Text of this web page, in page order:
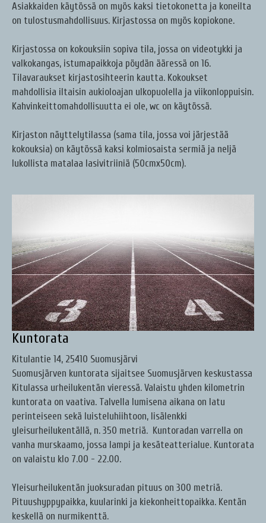
Asiakkaiden käytössä on myös kaksi tietokonetta ja koneilta
on tulostusmahdollisuus. Kirjastossa on myös kopiokone.
Kirjastossa on kokouksiin sopiva tila, jossa on videotykki ja
valkokangas, istumapaikkoja pöydän ääressä on 16.
Tilavaraukset kirjastosihteerin kautta. Kokoukset
mahdollisia iltaisin aukioloajan ulkopuolella ja viikonloppuisin.
Kahvinkeittomahdollisuutta ei ole, wc on käytössä.
Kirjaston näyttelytilassa (sama tila, jossa voi järjestää
kokouksia) on käytössä kaksi kolmiosaista sermiä ja neljä
lukollista matalaa lasivitriiniä (50cmx50cm).
Kuntorata
Kitulantie 14, 25410 Suomusjärvi
Suomusjärven kuntorata sijaitsee Suomusjärven keskustassa
Kitulassa urheilukentän vieressä. Valaistu yhden kilometrin
kuntorata on vaativa. Talvella lumisena aikana on latu
perinteiseen sekä luisteluhiihtoon, lisälenkki
yleisurheilukentällä, n. 350 metriä. Kuntoradan varrella on
vanha murskaamo, jossa lampi ja kesäteatterialue. Kuntorata
on valaistu klo 7.00 - 22.00.
Yleisurheilukentän juoksuradan pituus on 300 metriä.
Pituushyppypaikka, kuularinki ja kiekonheittopaikka. Kentän
keskellä on nurmikenttä.